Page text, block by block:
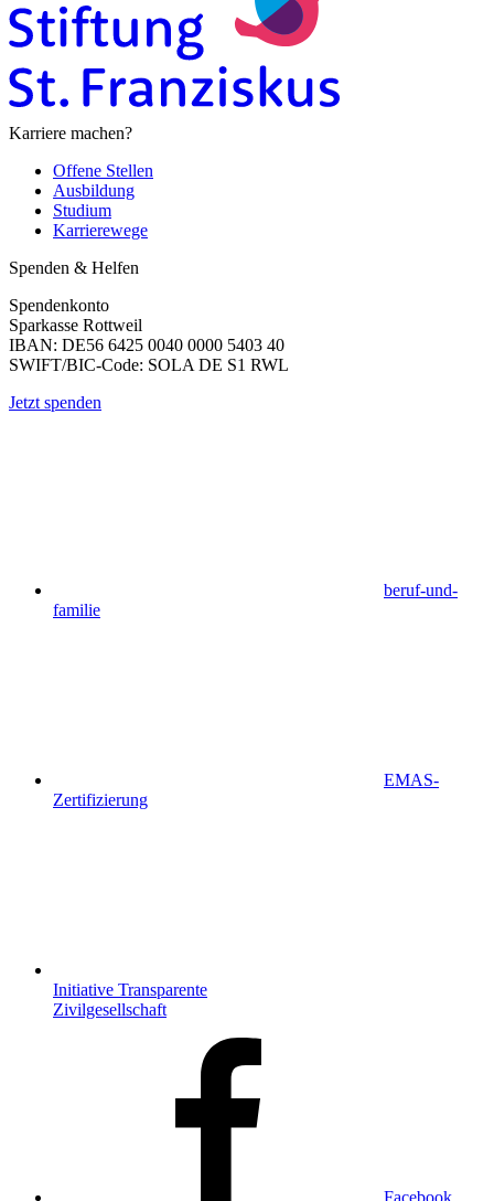
Karriere machen?
Offene Stellen
Ausbildung
Studium
Karrierewege
Spenden & Helfen
Spendenkonto
Sparkasse Rottweil
IBAN: DE56 6425 0040 0000 5403 40
SWIFT/BIC-Code: SOLA DE S1 RWL
Jetzt spenden
beruf-und-
familie
EMAS-
Zertifizierung
Initiative Transparente
Zivilgesellschaft
Facebook